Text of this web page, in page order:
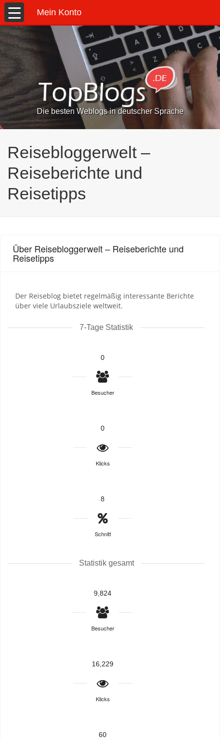
Mein Konto
Die besten Weblogs in deutscher Sprache
Reisebloggerwelt –
Reiseberichte und
Reisetipps
Über Reisebloggerwelt – Reiseberichte und
Reisetipps
Der Reiseblog bietet regelmäßig interessante Berichte
über viele Urlaubsziele weltweit.
7-Tage Statistik
0
Besucher
0
Klicks
8
Schnitt
Statistik gesamt
9,824
Besucher
16,229
Klicks
60